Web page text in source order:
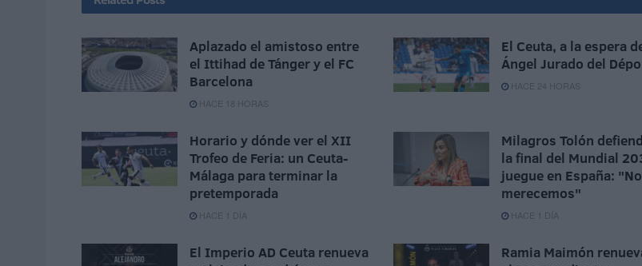
Aplazado el amistoso entre
el Ittihad de Tánger y el FC
Barcelona
HACE 18 HORAS
El Ceuta, a la espera
Ángel Jurado del
HACE 24 HORAS
Horario y dónde ver el XII
Trofeo de Feria: un Ceuta-
Málaga para terminar la
pretemporada
HACE 1 DÍA
Milagros Tolón
la final del Mundial
juegue en España:
merecemos"
HACE 1 DÍA
El Imperio AD Ceuta renueva
Ramia Maimón